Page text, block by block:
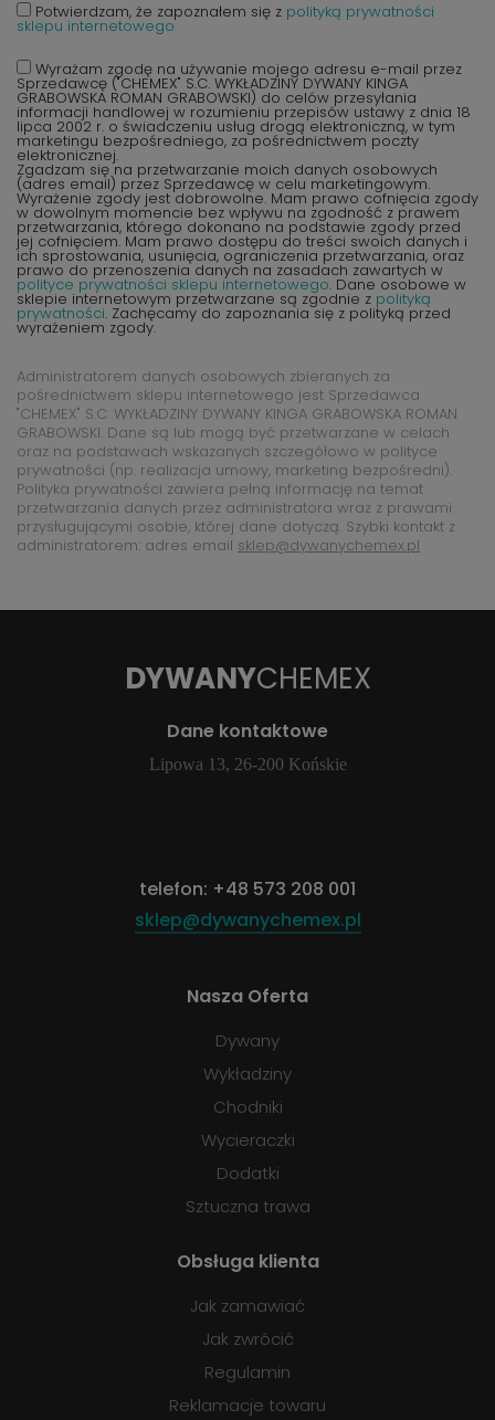
Potwierdzam, że zapoznałem się z polityką prywatności
sklepu internetowego.
Wyrażam zgodę na używanie mojego adresu e-mail przez
Sprzedawcę ("CHEMEX" S.C. WYKŁADZINY DYWANY KINGA
GRABOWSKA ROMAN GRABOWSKI) do celów przesyłania
informacji handlowej w rozumieniu przepisów ustawy z dnia 18
lipca 2002 r. o świadczeniu usług drogą elektroniczną, w tym
marketingu bezpośredniego, za pośrednictwem poczty
elektronicznej.
Zgadzam się na przetwarzanie moich danych osobowych
(adres email) przez Sprzedawcę w celu marketingowym.
Wyrażenie zgody jest dobrowolne. Mam prawo cofnięcia zgody
w dowolnym momencie bez wpływu na zgodność z prawem
przetwarzania, którego dokonano na podstawie zgody przed
jej cofnięciem. Mam prawo dostępu do treści swoich danych i
ich sprostowania, usunięcia, ograniczenia przetwarzania, oraz
prawo do przenoszenia danych na zasadach zawartych w
polityce prywatności sklepu internetowego. Dane osobowe w
sklepie internetowym przetwarzane są zgodnie z polityką
prywatności. Zachęcamy do zapoznania się z polityką przed
wyrażeniem zgody.
Administratorem danych osobowych zbieranych za
pośrednictwem sklepu internetowego jest Sprzedawca
"CHEMEX" S.C. WYKŁADZINY DYWANY KINGA GRABOWSKA ROMAN
GRABOWSKI. Dane są lub mogą być przetwarzane w celach
oraz na podstawach wskazanych szczegółowo w polityce
prywatności (np. realizacja umowy, marketing bezpośredni).
Polityka prywatności zawiera pełną informację na temat
przetwarzania danych przez administratora wraz z prawami
przysługującymi osobie, której dane dotyczą. Szybki kontakt z
administratorem: adres email sklep@dywanychemex.pl
DYWANYCHEMEX
Dane kontaktowe
Lipowa 13, 26-200 Końskie
telefon: +48 573 208 001
sklep@dywanychemex.pl
Nasza Oferta
Dywany
Wykładziny
Chodniki
Wycieraczki
Dodatki
Sztuczna trawa
Obsługa klienta
Jak zamawiać
Jak zwrócić
Regulamin
Reklamacje towaru